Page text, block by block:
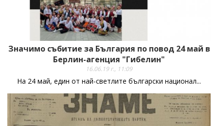
Значимо събитие за България по повод 24 май в
Берлин-агенция "Гибелин"
16.06.19 г., 11:09
На 24 май, един от най-светлите български национал...